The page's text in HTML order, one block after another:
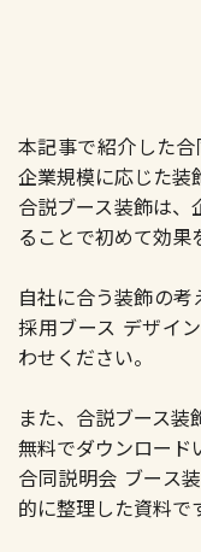
本記事で紹介した
企業規模に応じた装
合説ブース装飾は
ることで初めて効果
自社に合う装飾の
採用ブース デザイ
わせください。
また、合説ブース
無料でダウンロード
合同説明会 ブース
的に整理した資料で